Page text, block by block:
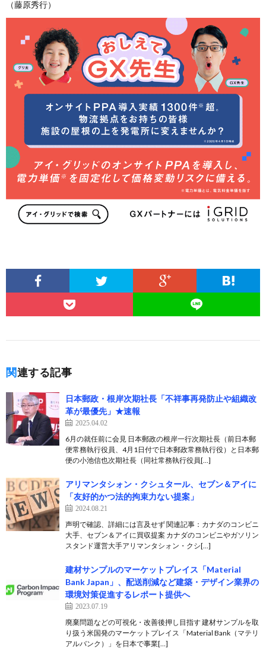
（藤原秀行）
関連する記事
日本郵政・根岸次期社長「不祥事再発防止や組織改
革が最優先」★速報
2025.04.02
6月の就任前に会見 日本郵政の根岸一行次期社長（前日本郵
便常務執行役員、4月1日付で日本郵政常務執行役）と日本郵
便の小池信也次期社長（同社常務執行役員[…]
アリマンタシォン・クシュタール、セブン＆アイに
「友好的かつ法的拘束力ない提案」
2024.08.21
声明で確認、詳細には言及せず 関連記事：カナダのコンビニ
大手、セブン＆アイに買収提案 カナダのコンビニやガソリン
スタンド運営大手アリマンタシォン・クシ[…]
建材サンプルのマーケットプレイス「Material
Bank Japan」、配送削減など建築・デザイン業界の
環境対策促進するレポート提供へ
2023.07.19
廃棄問題などの可視化・改善後押し目指す 建材サンプルを取
り扱う米国発のマーケットプレイス「Material Bank（マテリ
アルバンク）」を日本で事業[…]